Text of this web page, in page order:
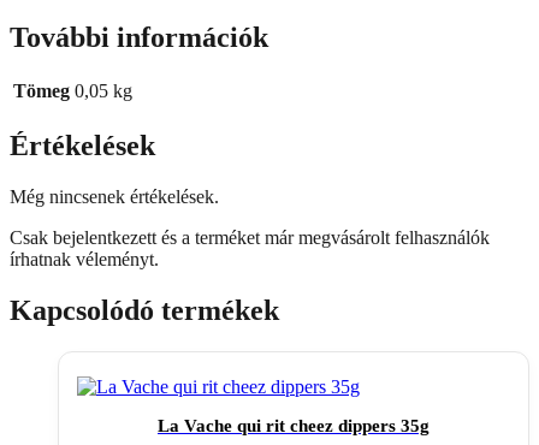
További információk
Tömeg 0,05 kg
Értékelések
Még nincsenek értékelések.
Csak bejelentkezett és a terméket már megvásárolt felhasználók
írhatnak véleményt.
Kapcsolódó termékek
La Vache qui rit cheez dippers 35g